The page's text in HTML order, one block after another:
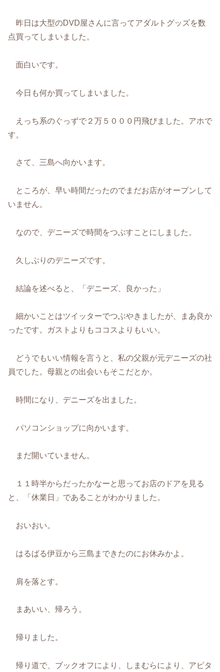
昨日は大型のDVD屋さんに言ってアダルトグッズを数
点買ってしまいました。
面白いです。
今日も何か買ってしまいました。
えっち系のぐっずで２万５０００円飛びました。アホで
す。
さて、三島へ向かいます。
ところが、早い時間だったのでまだお店がオープンして
いません。
なので、デニーズで時間をつぶすことにしました。
久しぶりのデニーズです。
結論を述べると、「デニーズ、良かった」
細かいことはツイッターでつぶやきましたが、まあ良か
ったです。ガストよりもココスよりもいい。
どうでもいい情報を言うと、私の父親が元デニーズの社
員でした。母親との出会いもそこだとか。
時間になり、デニーズを出ました。
パソコンショップに向かいます。
まだ開いていません。
１１時半からだったかなーと思ってお店のドアを見る
と、「休業日」であることがわかりました。
おいおい。
はるばる伊豆から三島まできたのにお休みかよ。
肩を落とす。
まあいい、帰ろう。
帰りました。
帰り道で、ブックオフにより、しまむらにより、アピタ